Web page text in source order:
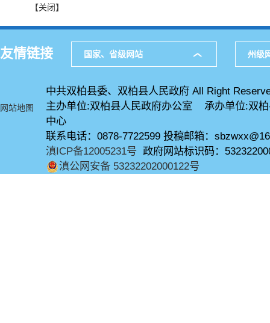
【关闭】
友情链接 国家、省级网站 州级
网站地图
中共双柏县委、双柏县人民政府 All Right
主办单位:双柏县人民政府办公室 承办单位:双
中心
联系电话：0878-7722599 投稿邮箱：
滇ICP备12005231号 政府网站标识码：
滇公网安备 53232202000122号